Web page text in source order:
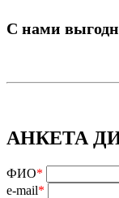
С нами
АНКЕТА
ФИО*
e-mail*